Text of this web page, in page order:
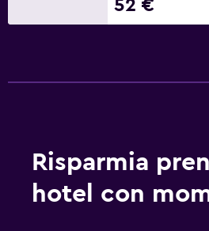
52 €
Risparmia
hotel con